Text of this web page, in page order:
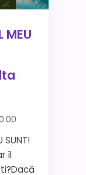
MEU
SUNT!
îl